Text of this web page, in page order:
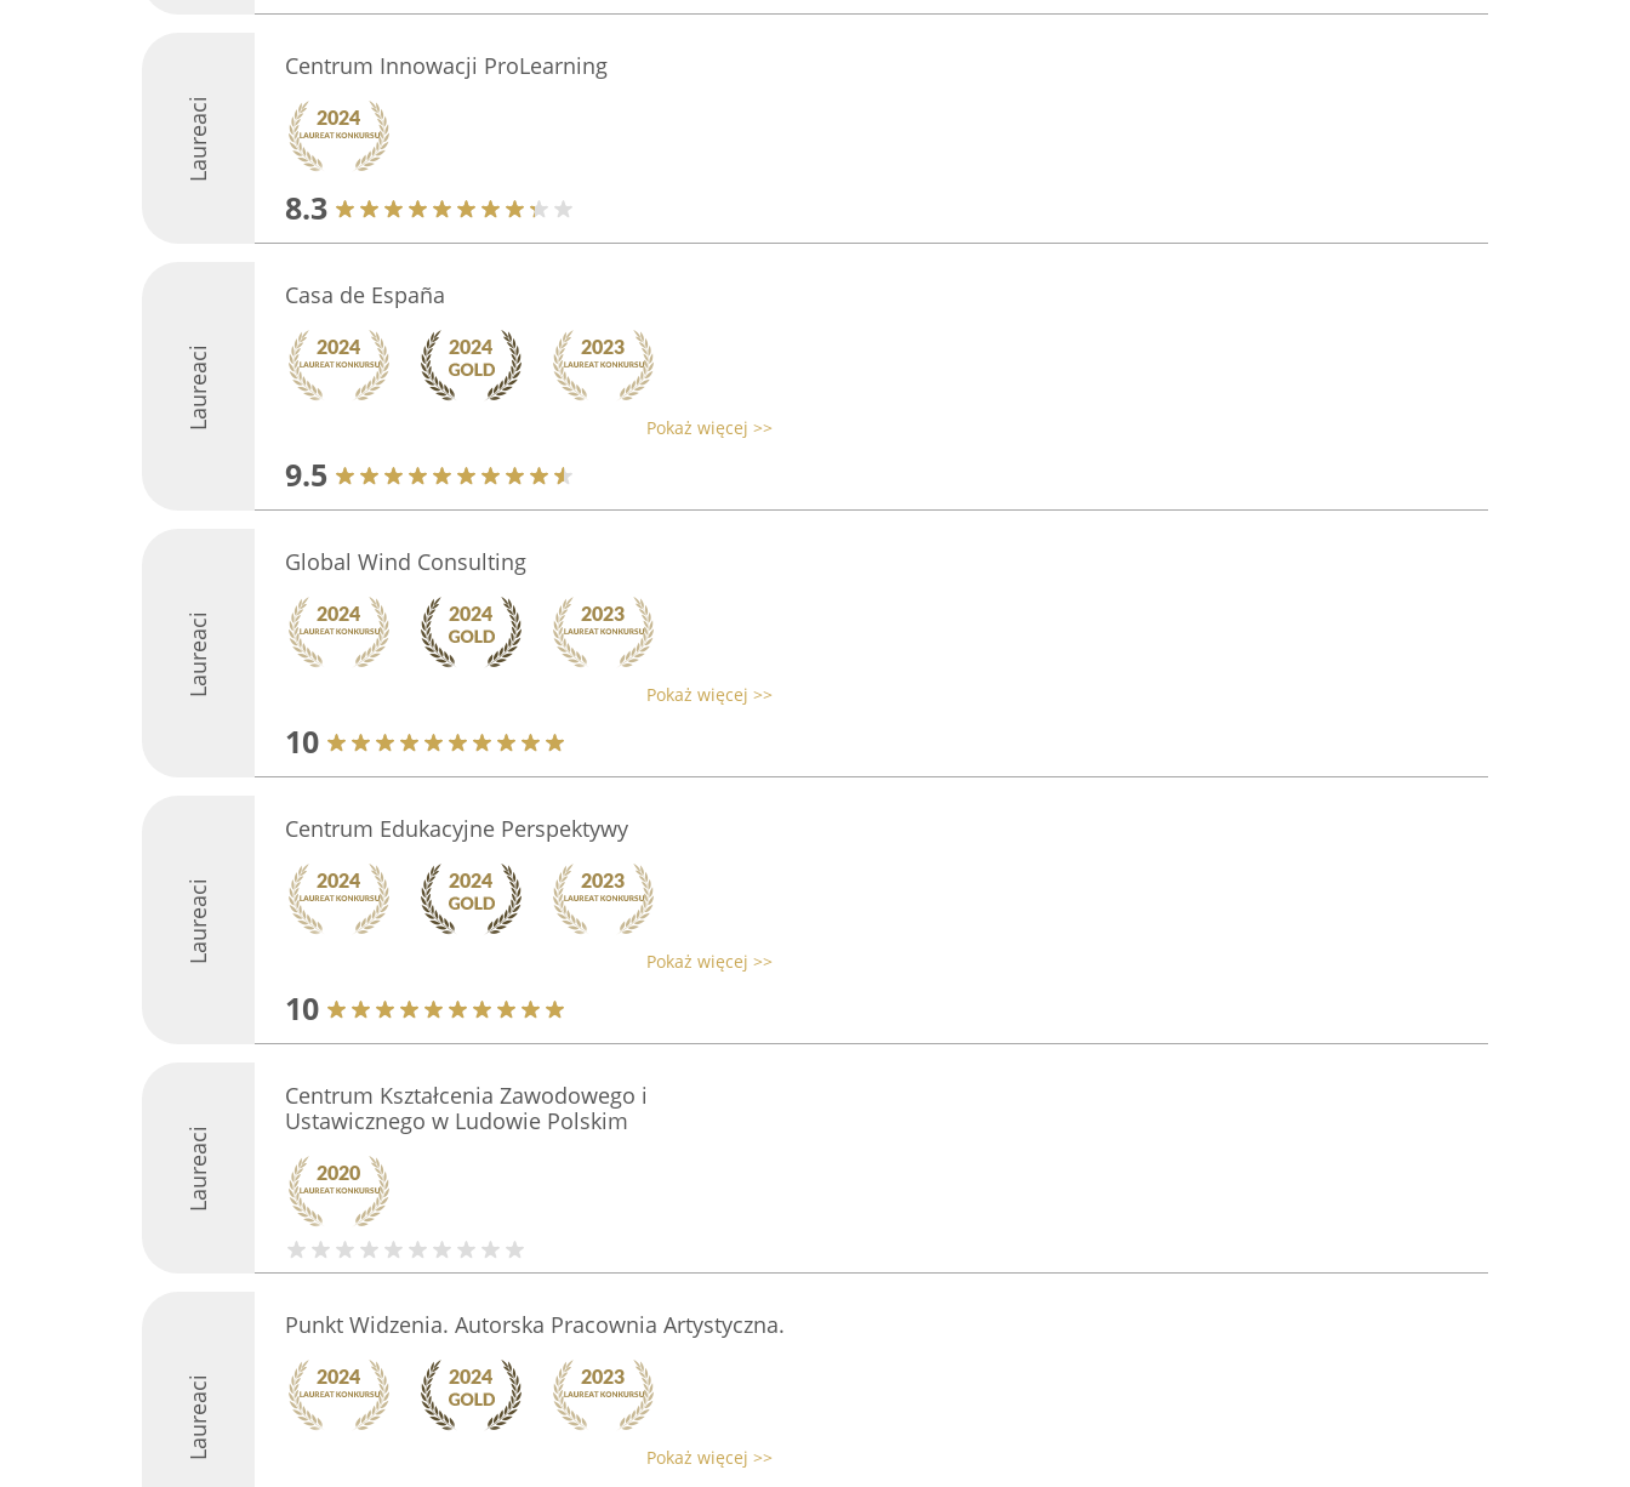
Laureaci
Centrum Innowacji ProLearning
8.3
Laureaci
Casa de España
Pokaż więcej >>
9.5
Laureaci
Global Wind Consulting
Pokaż więcej >>
10
Laureaci
Centrum Edukacyjne Perspektywy
Pokaż więcej >>
10
Laureaci
Centrum Kształcenia Zawodowego i
Ustawicznego w Ludowie Polskim
Laureaci
Punkt Widzenia. Autorska Pracownia Artystyczna.
Pokaż więcej >>